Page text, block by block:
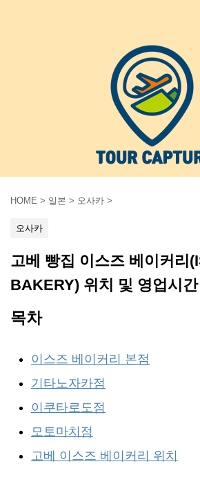
HOME > 일본 > 오사카 >
오사카
고베 빵집 이스즈 베이커리
BAKERY) 위치 및 영업시간
목차
이스즈 베이커리 본점
기타노자카점
이쿠타로도점
모토마치점
고베 이스즈 베이커리 위치